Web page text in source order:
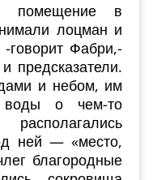
помещение в
лоцман и
говорит Фабри,-
предсказатели.
и небом, им
о чем-то
ней — «место,
благородные